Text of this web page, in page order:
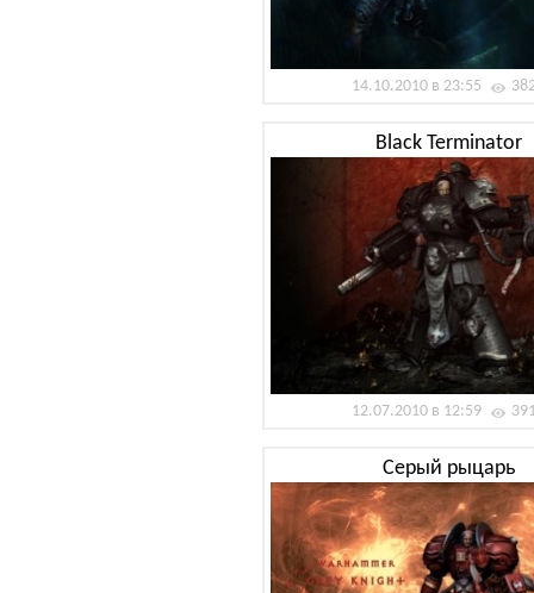
14.10.2010 в 23:55
Black Terminator
12.07.2010 в 12:59
Серый рыцарь